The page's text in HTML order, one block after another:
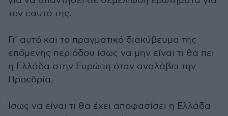
τον εαυτό της.
Γι’ αυτό και το πραγματικό διακύβευμα της
επόμενης περιόδου ίσως να μην είναι τι θα πει
η Ελλάδα στην Ευρώπη όταν αναλάβει την
Προεδρία.
Ίσως να είναι τι θα έχει αποφασίσει η Ελλάδα